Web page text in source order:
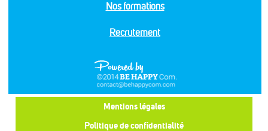
Nos formations
Recrutement
Mentions légales
Politique de confidentialité